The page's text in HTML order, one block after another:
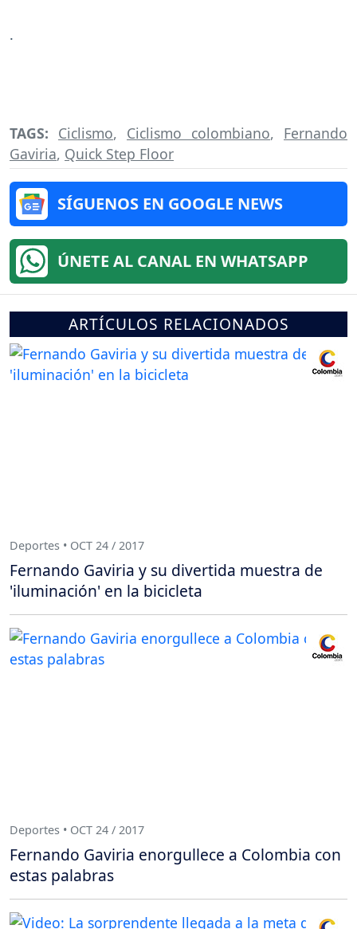
.
TAGS: Ciclismo, Ciclismo colombiano, Fernando
Gaviria, Quick Step Floor
SÍGUENOS EN GOOGLE NEWS
ÚNETE AL CANAL EN WHATSAPP
ARTÍCULOS RELACIONADOS
Deportes • OCT 24 / 2017
Fernando Gaviria y su divertida muestra de
'iluminación' en la bicicleta
Deportes • OCT 24 / 2017
Fernando Gaviria enorgullece a Colombia con
estas palabras